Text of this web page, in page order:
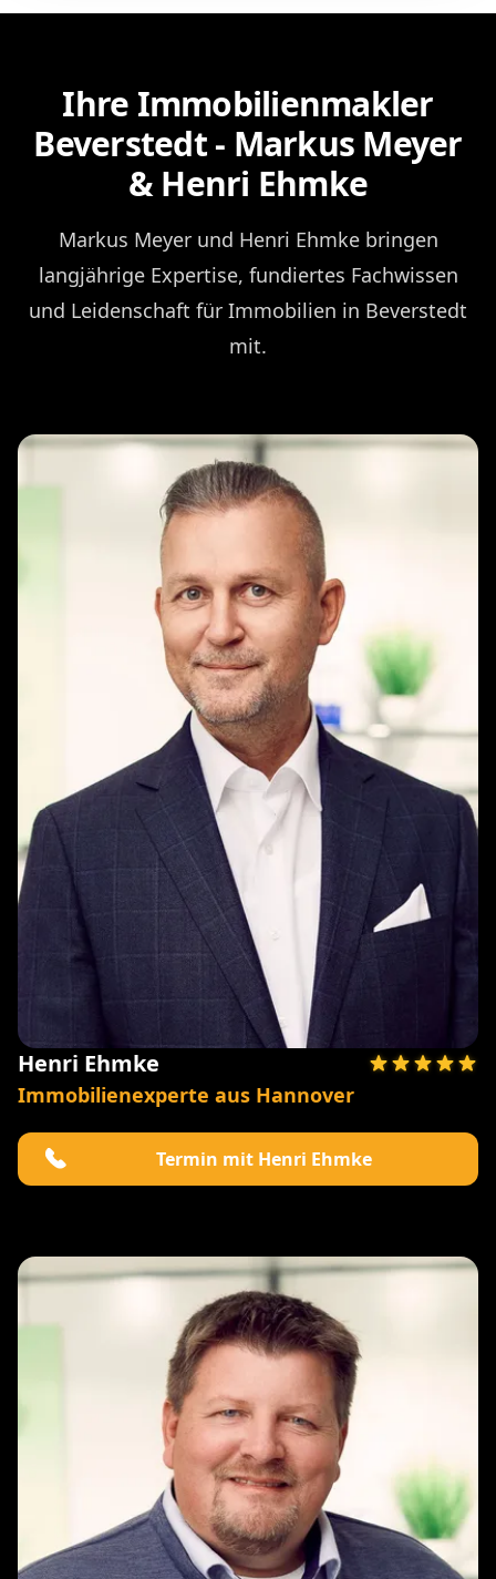
Ihre Immobilienmakler
Beverstedt - Markus Meyer
& Henri Ehmke
Markus Meyer und Henri Ehmke bringen
langjährige Expertise, fundiertes Fachwissen
und Leidenschaft für Immobilien in Beverstedt
mit.
Henri Ehmke
Immobilienexperte aus Hannover
Termin mit Henri Ehmke